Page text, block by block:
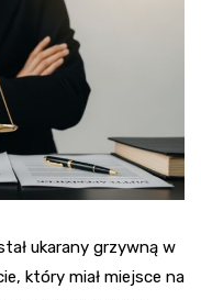
ukarany grzywną w
który miał miejsce na